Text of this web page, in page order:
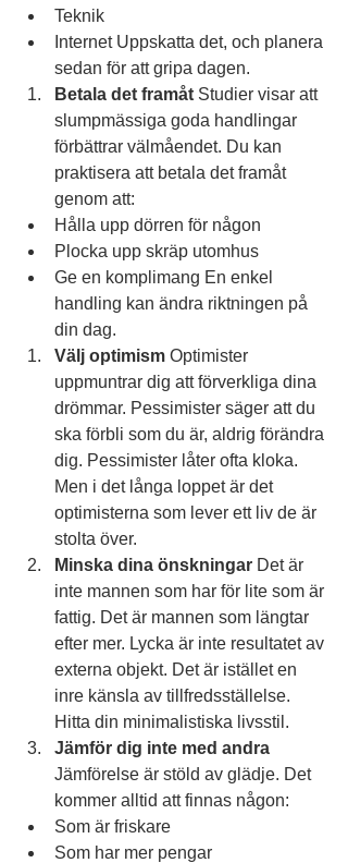
Teknik
Internet Uppskatta det, och planera
sedan för att gripa dagen.
Betala det framåt Studier visar att
slumpmässiga goda handlingar
förbättrar välmåendet. Du kan
praktisera att betala det framåt
genom att:
Hålla upp dörren för någon
Plocka upp skräp utomhus
Ge en komplimang En enkel
handling kan ändra riktningen på
din dag.
Välj optimism Optimister
uppmuntrar dig att förverkliga dina
drömmar. Pessimister säger att du
ska förbli som du är, aldrig förändra
dig. Pessimister låter ofta kloka.
Men i det långa loppet är det
optimisterna som lever ett liv de är
stolta över.
Minska dina önskningar Det är
inte mannen som har för lite som är
fattig. Det är mannen som längtar
efter mer. Lycka är inte resultatet av
externa objekt. Det är istället en
inre känsla av tillfredsställelse.
Hitta din minimalistiska livsstil.
Jämför dig inte med andra
Jämförelse är stöld av glädje. Det
kommer alltid att finnas någon:
Som är friskare
Som har mer pengar